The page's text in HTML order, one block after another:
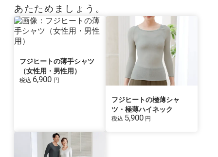
あたためましょう。
フジヒートの薄手シャツ
（女性用・男性用）
税込 6,900 円
フジヒートの極薄シャ
ツ・極薄ハイネック
税込 5,900 円